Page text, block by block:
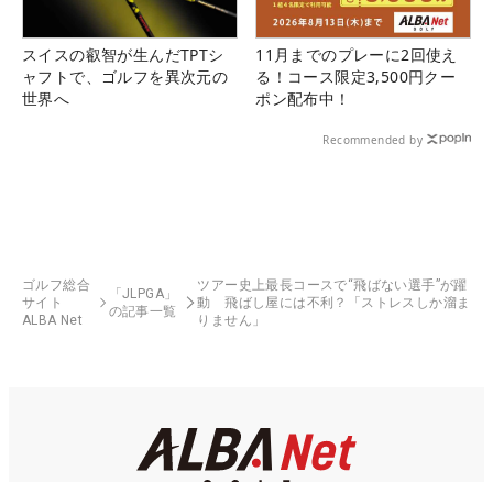
スイスの叡智が生んだTPTシ
ャフトで、ゴルフを異次元の
世界へ
11月までのプレーに2回使え
る！コース限定3,500円クー
ポン配布中！
Recommended by
ゴルフ総合
サイト
ALBA Net
「JLPGA」
の記事一覧
ツアー史上最長コースで“飛ばない選手”が躍
動 飛ばし屋には不利？「ストレスしか溜ま
りません」